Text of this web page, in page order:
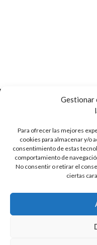
Gestionar
Para ofrecer las mejores
cookies para almacenar y/o
consentimiento de estas
comportamiento de
No consentir o retirar el
ciertas
Ctra.
16410
info (at)